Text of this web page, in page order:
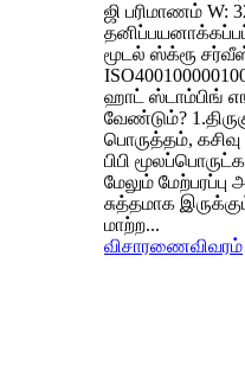
ஜி பரிமாணம் W:
மூடல் ஸ்க்ரூ
ஹாட் ஸ்டாம்பிங்
வேண்டும்?
பொருத்தம்,
பிபி
மேலும்
சுத்தமாக
மாற்ற...
விசாரணைவிவரம்